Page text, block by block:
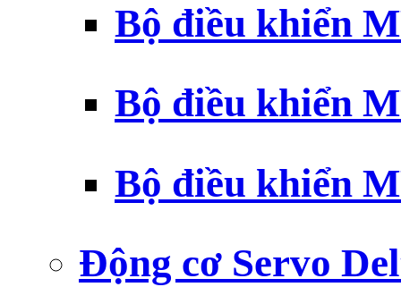
Bộ điều khiển
Bộ điều khiển
Bộ điều khiển
Động cơ Servo